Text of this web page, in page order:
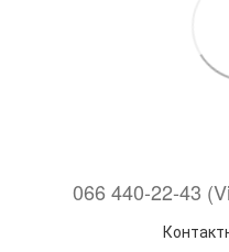
066 440-22-43